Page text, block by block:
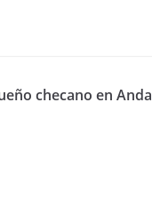
checano en